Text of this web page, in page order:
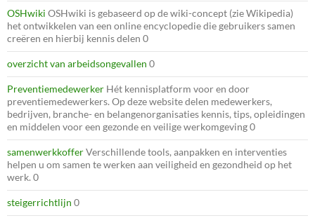
OSHwiki OSHwiki is gebaseerd op de wiki-concept (zie Wikipedia)
het ontwikkelen van een online encyclopedie die gebruikers samen
creëren en hierbij kennis delen 0
overzicht van arbeidsongevallen 0
Preventiemedewerker Hét kennisplatform voor en door
preventiemedewerkers. Op deze website delen medewerkers,
bedrijven, branche- en belangenorganisaties kennis, tips, opleidingen
en middelen voor een gezonde en veilige werkomgeving 0
samenwerkkofferVerschillende tools, aanpakken en interventies
helpen u om samen te werken aan veiligheid en gezondheid op het
werk. 0
steigerrichtlijn 0